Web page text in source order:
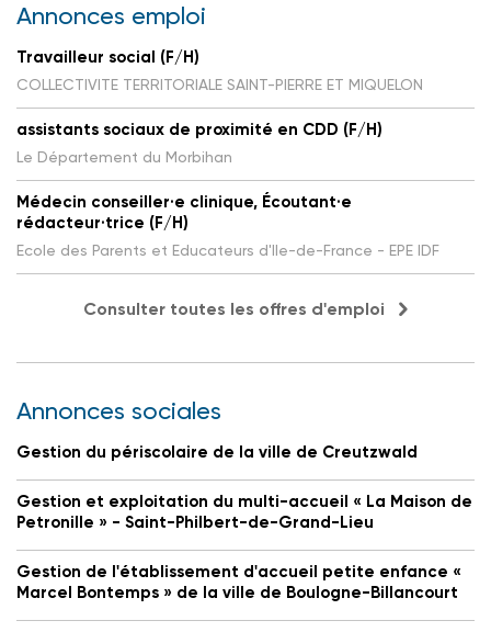
Annonces emploi
Travailleur social (F/H)
COLLECTIVITE TERRITORIALE SAINT-PIERRE ET MIQUELON
assistants sociaux de proximité en CDD (F/H)
Le Département du Morbihan
Médecin conseiller·e clinique, Écoutant·e
rédacteur·trice (F/H)
Ecole des Parents et Educateurs d'Ile-de-France - EPE IDF
Consulter toutes les offres d'emploi
Annonces sociales
Gestion du périscolaire de la ville de Creutzwald
Gestion et exploitation du multi-accueil « La Maison de
Petronille » - Saint-Philbert-de-Grand-Lieu
Gestion de l'établissement d'accueil petite enfance «
Marcel Bontemps » de la ville de Boulogne-Billancourt